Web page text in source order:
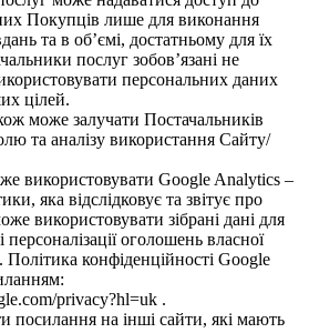
Покупців лише для виконання
та в об’ємі, достатньому для їх
послуг зобов’язані не
персональних даних
цілей.
може залучати Постачальників
та аналізу використання Сайту/
використовувати Google Analytics –
яка відслідковує та звітує про
використовувати зібрані дані для
персоналізації оголошень власної
Політика конфіденційності Google
privacy?hl=uk .
посилання на інші сайти, які мають